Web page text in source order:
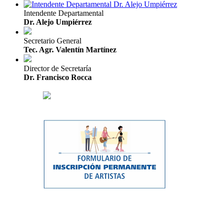
Intendente Departamental
Dr. Alejo Umpiérrez
Secretario General
Tec. Agr. Valentín Martínez
Director de Secretaría
Dr. Francisco Rocca